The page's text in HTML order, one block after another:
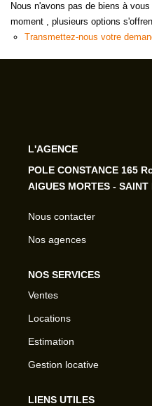
Nous n'avons pas de biens à
moment , plusieurs options
Transmettez-nous votre
L'AGENCE
POLE CONSTANCE 165
AIGUES MORTES -
Nous contacter
Nos agences
NOS SERVICES
Ventes
Locations
Estimation
Gestion locative
LIENS UTILES